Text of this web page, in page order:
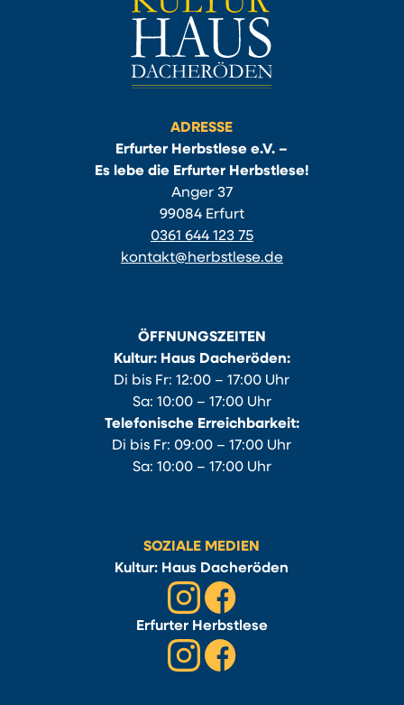
ADRESSE
Erfurter Herbstlese e.V. –
Es lebe die Erfurter Herbstlese!
Anger 37
99084 Erfurt
0361 644 123 75
kontakt@herbstlese.de
ÖFFNUNGSZEITEN
Kultur: Haus Dacheröden:
Di bis Fr: 12:00 – 17:00 Uhr
Sa: 10:00 – 17:00 Uhr
Telefonische Erreichbarkeit:
Di bis Fr: 09:00 – 17:00 Uhr
Sa: 10:00 – 17:00 Uhr
SOZIALE MEDIEN
Kultur: Haus Dacheröden
Erfurter Herbstlese